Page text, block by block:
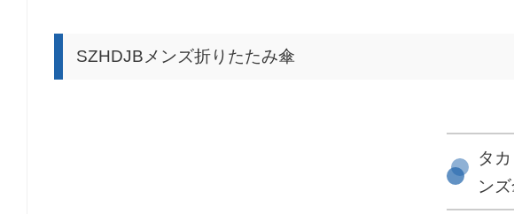
SZHDJBメンズ折りたたみ傘
タ
ン